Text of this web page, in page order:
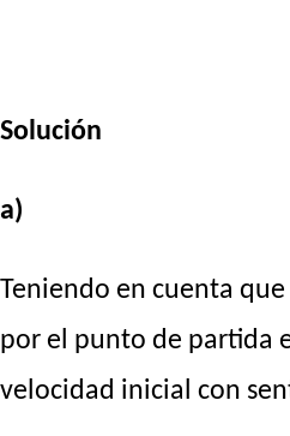
Solución
a)
Teniendo en cuenta
por el punto de partida
velocidad inicial con